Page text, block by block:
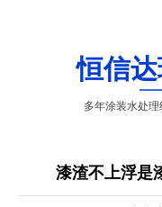
恒信
多年涂装水处
漆渣不上浮是